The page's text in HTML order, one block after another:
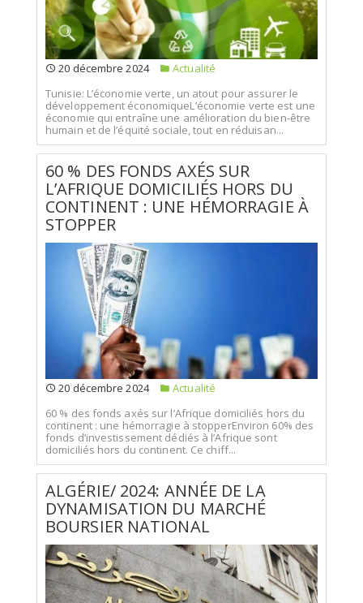
20 décembre 2024
Actualité
Tunisie: L’économie verte, un atout pour assurer le
développement économiqueL’économie verte est une
économie qui entraîne une amélioration du bien-être
humain et de l’équité sociale, tout en réduisan...
60 % DES FONDS AXÉS SUR
L’AFRIQUE DOMICILIÉS HORS DU
CONTINENT : UNE HÉMORRAGIE À
STOPPER
20 décembre 2024
Actualité
60 % des fonds axés sur l’Afrique domiciliés hors du
continent : une hémorragie à stopperEnviron 60% des
fonds d’investissement dédiés à l’Afrique sont
domiciliés hors du continent. Ce chiff...
ALGÉRIE/ 2024: ANNÉE DE LA
DYNAMISATION DU MARCHÉ
BOURSIER NATIONAL